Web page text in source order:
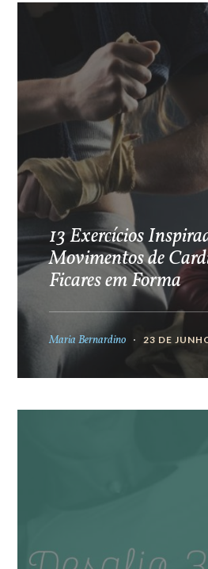
13 Exercícios
Movimentos de
Ficares em Forma
Maria Bernardino 23 DE